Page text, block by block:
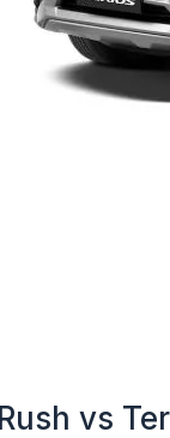
Rush vs
Lengkap
Sebelum
Membeli